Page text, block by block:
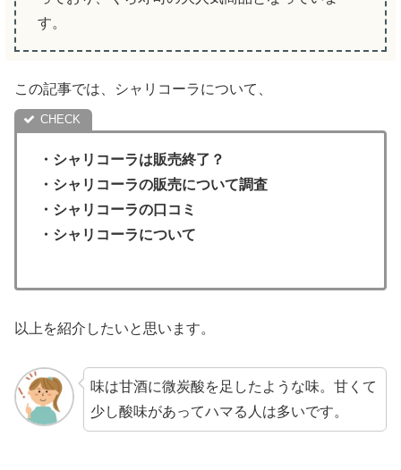
す。
この記事では、シャリコーラについて、
・ シャリコーラは販売終了？
・シャリコーラの販売について調査
・ シャリコーラの口コミ
・ シャリコーラについて
以上を紹介したいと思います。
味は甘酒に微炭酸を足したような味。甘くて
少し酸味があってハマる人は多いです。